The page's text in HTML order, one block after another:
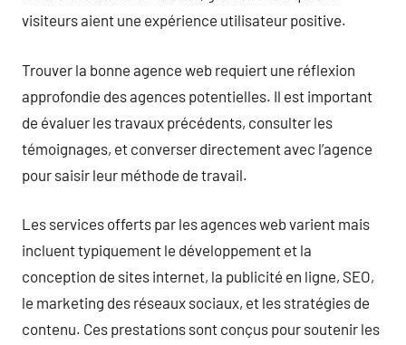
visiteurs aient une expérience utilisateur positive.
Trouver la bonne agence web requiert une réflexion
approfondie des agences potentielles. Il est important
de évaluer les travaux précédents, consulter les
témoignages, et converser directement avec l’agence
pour saisir leur méthode de travail.
Les services offerts par les agences web varient mais
incluent typiquement le développement et la
conception de sites internet, la publicité en ligne, SEO,
le marketing des réseaux sociaux, et les stratégies de
contenu. Ces prestations sont conçus pour soutenir les